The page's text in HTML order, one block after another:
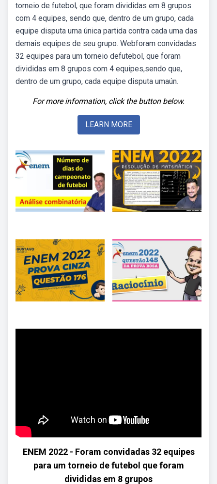
torneio de futebol, que foram divididas em 8 grupos
com 4 equipes, sendo que, dentro de um grupo, cada
equipe disputa uma única partida contra cada uma das
demais equipes de seu grupo. Webforam convidadas
32 equipes para um torneio defutebol, que foram
divididas em 8 grupos com 4 equipes,sendo que,
dentro de um grupo, cada equipe disputa umaún.
For more information, click the button below.
LEARN MORE
ENEM 2022 - Foram convidadas 32 equipes
para um torneio de futebol que foram
divididas em 8 grupos